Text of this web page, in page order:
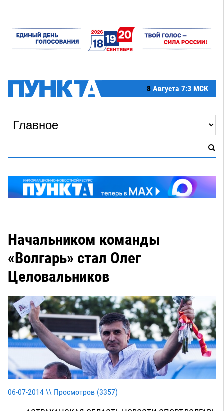
8 Августа 7:3 МСК
Начальником команды
«Волгарь» стал Олег
Целовальников
06-07-2014 \\ Просмотров (3357)